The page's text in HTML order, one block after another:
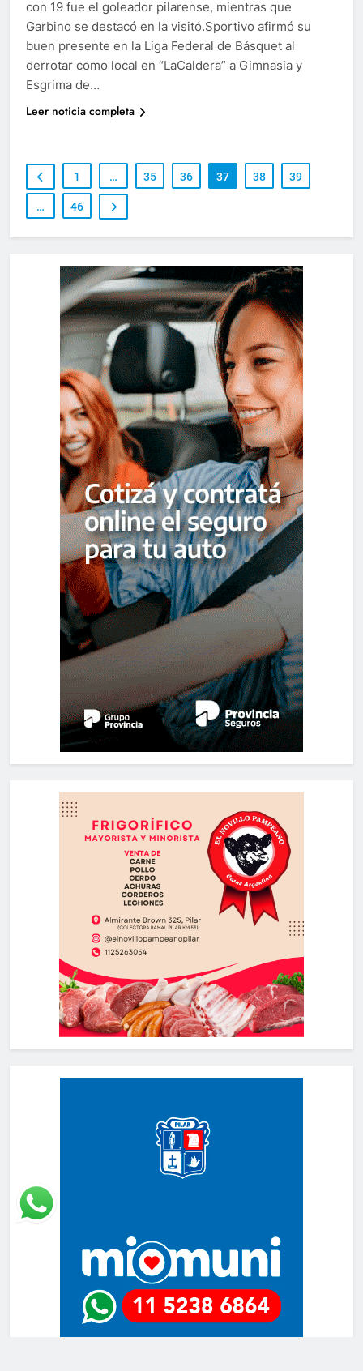
con 19 fue el goleador pilarense, mientras que
Garbino se destacó en la visitó.Sportivo afirmó su
buen presente en la Liga Federal de Básquet al
derrotar como local en “LaCaldera” a Gimnasia y
Esgrima de…
Leer noticia completa
1 … 35 36 37 38 39
… 46